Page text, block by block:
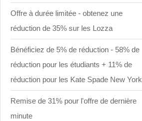
Offre à durée limitée - obtenez une
réduction de 35% sur les Lozza
Bénéficiez de 5% de réduction - 58% de
réduction pour les étudiants + 11% de
réduction pour les Kate Spade New York
Remise de 31% pour l'offre de dernière
minute